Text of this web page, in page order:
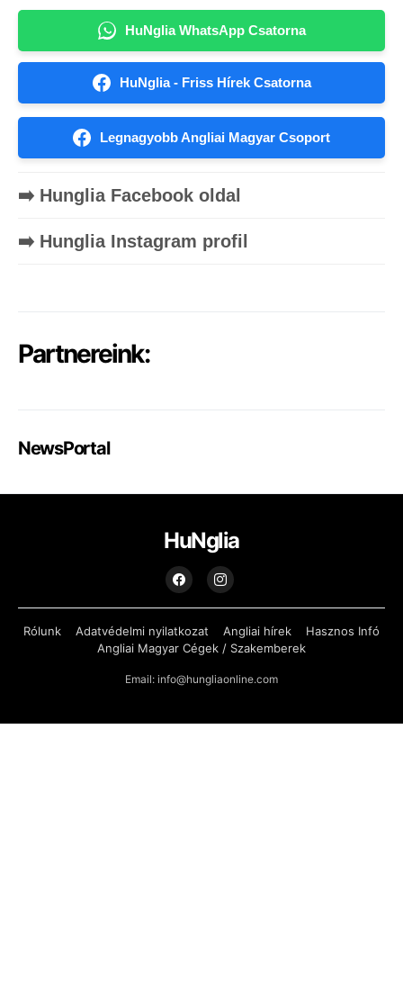
HuNglia WhatsApp Csatorna
HuNglia - Friss Hírek Csatorna
Legnagyobb Angliai Magyar Csoport
➡️ Hunglia Facebook oldal
➡️ Hunglia Instagram profil
Partnereink:
NewsPortal
HuNglia
Rólunk Adatvédelmi nyilatkozat Angliai hírek
Hasznos Infó
Angliai Magyar Cégek / Szakemberek
Email: info@hungliaonline.com